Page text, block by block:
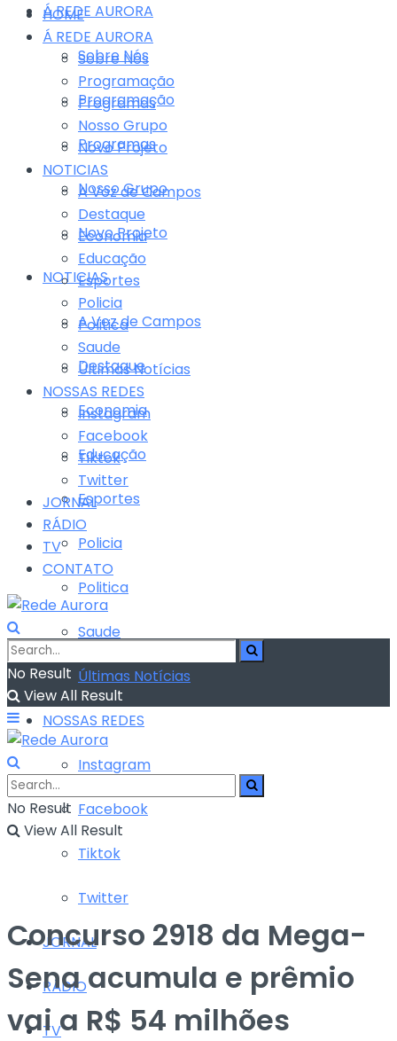
Á REDE AURORA
Sobre Nós
Programação
Programas
Nosso Grupo
Novo Projeto
NOTICIAS
A Voz de Campos
Destaque
Economia
Educação
Esportes
Policia
Politica
Saude
Últimas Notícias
NOSSAS REDES
Instagram
Facebook
Tiktok
Twitter
JORNAL
RÁDIO
TV
HOME
Á REDE AURORA
Sobre Nós
Programação
Programas
Nosso Grupo
Novo Projeto
NOTICIAS
A Voz de Campos
Destaque
Economia
Educação
Esportes
Policia
Politica
Saude
Últimas Notícias
NOSSAS REDES
Instagram
Facebook
Tiktok
Twitter
JORNAL
RÁDIO
TV
CONTATO
No Result
View All Result
No Result
View All Result
Concurso 2918 da Mega-
Sena acumula e prêmio
vai a R$ 54 milhões